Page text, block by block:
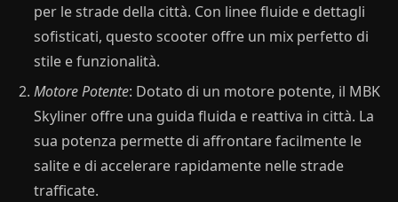
per le strade della città. Con linee fluide e dettagli
sofisticati, questo scooter offre un mix perfetto di
stile e funzionalità.
Motore Potente: Dotato di un motore potente, il MBK
Skyliner offre una guida fluida e reattiva in città. La
sua potenza permette di affrontare facilmente le
salite e di accelerare rapidamente nelle strade
trafficate.